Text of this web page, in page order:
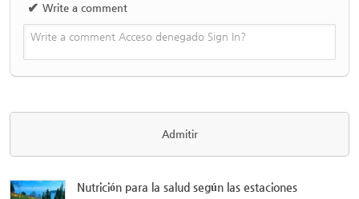
✔ Write a comment
Write a comment Acceso denegado Sign In?
Nutrición para la salud según las estaciones